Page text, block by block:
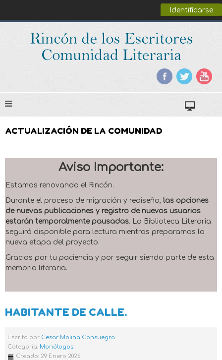
Identificarse
ACTUALIZACIÓN DE LA COMUNIDAD
Aviso Importante:
Estamos renovando el Rincón.
Durante el proceso de migración y rediseño, las opciones
de nuevas publicaciones y registro de nuevos usuarios
estarán temporalmente pausadas. La Biblioteca Literaria
seguirá disponible para lectura mientras preparamos la
nueva etapa del proyecto.
Gracias por tu paciencia y por seguir siendo parte de esta
memoria literaria.
HABITANTE DE CALLE.
Escrito por Cesar Molina Consuegra
Categoría: Monólogos
Creado: 29 Enero 2026